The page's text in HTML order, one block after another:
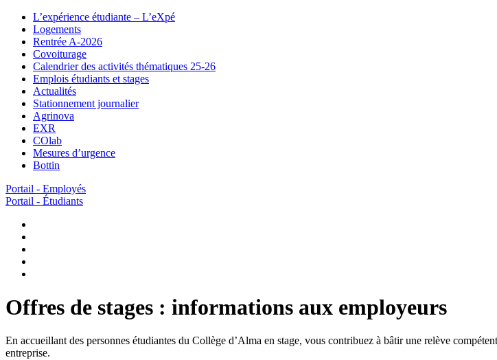
L’expérience étudiante – L’eXpé
Logements
Rentrée A-2026
Covoiturage
Calendrier des activités thématiques 25-26
Emplois étudiants et stages
Actualités
Stationnement journalier
Agrinova
EXR
COlab
Mesures d’urgence
Bottin
Portail - Employés
Portail - Étudiants
Offres de stages : informations aux employeurs
En accueillant des personnes étudiantes du Collège d’Alma en stage, vous contribuez à bâtir une relève
entreprise.